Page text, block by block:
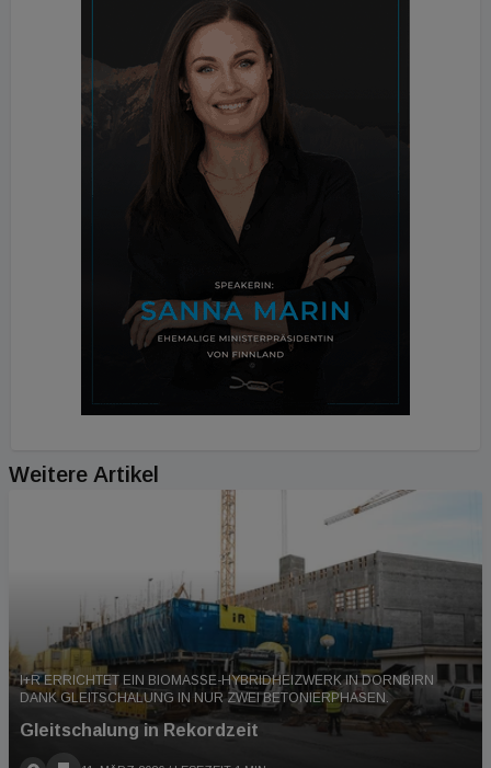
Weitere Artikel
I+R ERRICHTET EIN BIOMASSE-HYBRIDHEIZWERK IN DORNBIRN
DANK GLEITSCHALUNG IN NUR ZWEI BETONIERPHASEN.
Gleitschalung in Rekordzeit